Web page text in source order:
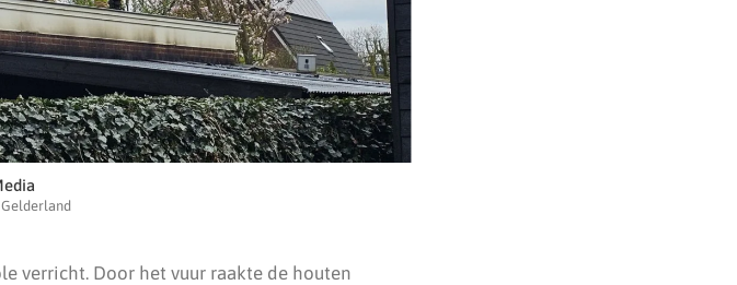
verricht. Door het vuur raakte de houten